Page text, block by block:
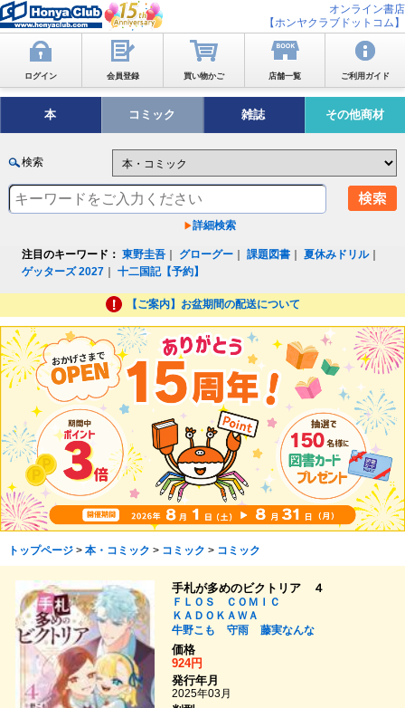
オンライン書店
【ホンヤクラブドットコム】
ログイン 会員登録 買い物かご 店舗一覧 ご利用ガイド
本 コミック 雑誌 その他商材
検索
詳細検索
注目のキーワード： 東野圭吾 グローグー ｜課題図書 ｜夏休みドリル｜
ゲッターズ 2027 ｜十二国記【予約】
【ご案内】お盆期間の配送について
トップページ> 本・コミック > コミック > コミック
手札が多めのビクトリア ４
ＦＬＯＳ ＣＯＭＩＣ
ＫＡＤＯＫＡＷＡ
牛野こも
守雨
藤実なんな
価格
924円
発行年月
2025年03月